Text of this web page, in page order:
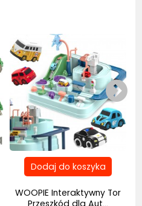
WOOPIE Interaktywny Tor
Przeszkód dla Aut...